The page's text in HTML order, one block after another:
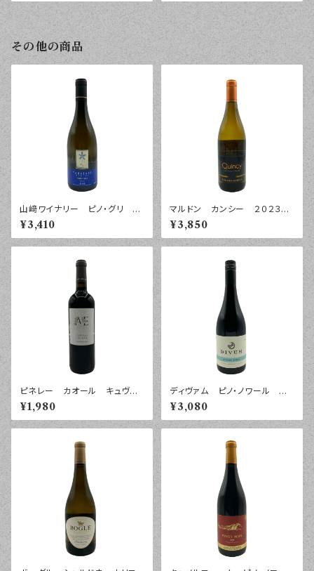
その他の商品
山﨑ワイナリー ピノ・グリ ２
０２５年 ７５０ｍｌ
¥3,410
マルドン カンシー ２０２３
年 ７５０ｍｌ
¥3,850
ピネレー カオール キュヴ
ェ Ａ＆Ｅ ２０２０年 ７５０ｍ
ｌ
¥1,980
ディヴァム ピノ・ノワール モ
ントレー ２０２２年 ７５０ｍｌ
¥3,080